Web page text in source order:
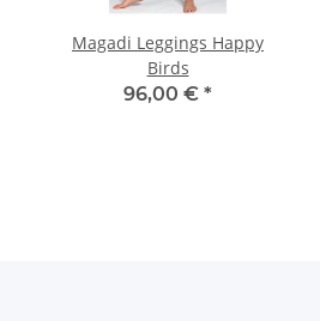
Magadi Leggings Happy
Birds
96,00 € *